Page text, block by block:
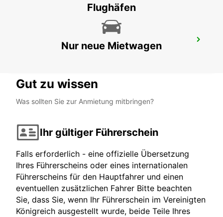
FRANKFURT FLUGHAFEN TERMINAL 1
Flughäfen
Nur neue Mietwagen
Gut zu wissen
Was sollten Sie zur Anmietung mitbringen?
Ihr gültiger Führerschein
Falls erforderlich - eine offizielle Übersetzung
Ihres Führerscheins oder eines internationalen
Führerscheins für den Hauptfahrer und einen
eventuellen zusätzlichen Fahrer Bitte beachten
Sie, dass Sie, wenn Ihr Führerschein im Vereinigten
Königreich ausgestellt wurde, beide Teile Ihres